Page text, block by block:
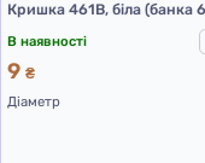
В наявності
9 ₴
Діаметр